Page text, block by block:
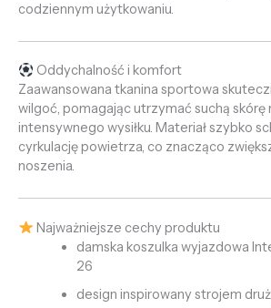
codziennym użytkowaniu.
Oddychalność i komfort
Zaawansowana tkanina sportowa
wilgoć, pomagając utrzymać suchą
intensywnego wysiłku. Materiał szybko
cyrkulację powietrza, co znacząco
noszenia.
Najważniejsze cechy produktu
damska koszulka wyjazdowa
26
design inspirowany strojem